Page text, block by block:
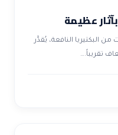
عظيمة
البكتيريا النافعة، يُقدَّر
تقريباً.…